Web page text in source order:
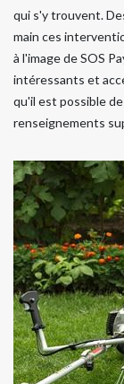
qui s'y trouvent.
main ces
à l'image de SOS
intéressants et
qu'il est possible
renseignements